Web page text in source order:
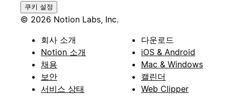
쿠키 설정
© 2026 Notion Labs, Inc.
회사 소개
Notion 소개
채용
보안
서비스 상태
다운로드
iOS & Android
Mac & Windows
캘린더
Web Clipper